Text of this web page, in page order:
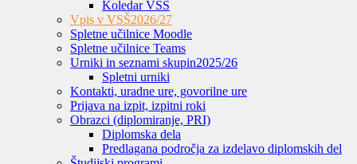
Koledar VSŠ
Vpis v VSŠ2026/27
Spletne učilnice Moodle
Spletne učilnice Teams
Urniki in seznami skupin2025/26
Spletni urniki
Kontakti, uradne ure, govorilne ure
Prijava na izpit, izpitni roki
Obrazci (diplomiranje, PRI)
Diplomska dela
Predlagana področja za izdelavo diplomskih del